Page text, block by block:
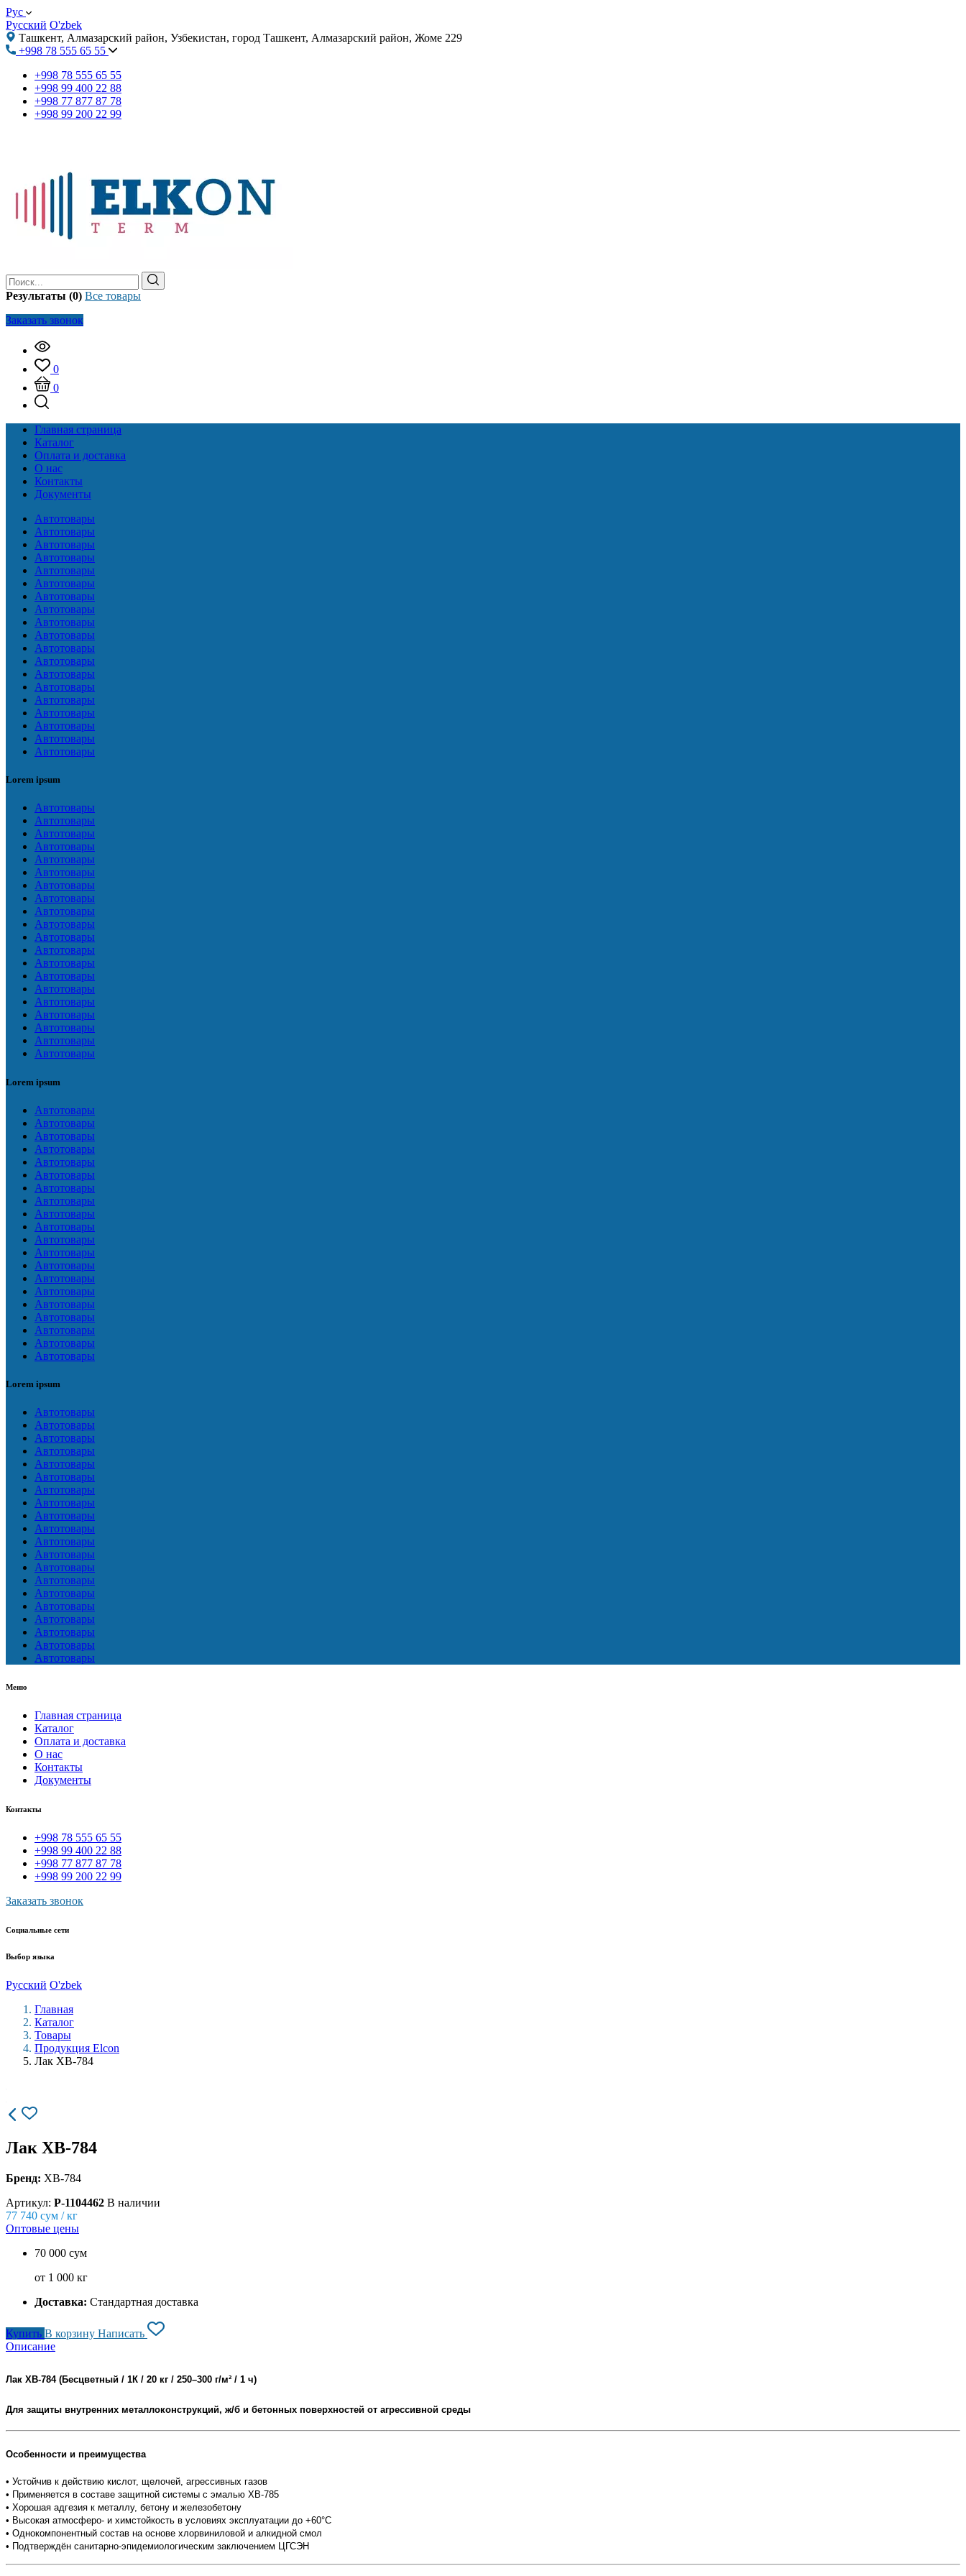
Рус
Русский O'zbek
Ташкент, Алмазарский район, Узбекистан, город Ташкент, Алмазарский район, Жоме 229
+998 78 555 65 55
+998 78 555 65 55
+998 99 400 22 88
+998 77 877 87 78
+998 99 200 22 99
Результаты (0) Все товары
Заказать звонок
0
0
Главная страница
Каталог
Оплата и доставка
О нас
Контакты
Документы
Автотовары
Автотовары
Автотовары
Автотовары
Автотовары
Автотовары
Автотовары
Автотовары
Автотовары
Автотовары
Автотовары
Автотовары
Автотовары
Автотовары
Автотовары
Автотовары
Автотовары
Автотовары
Автотовары
Lorem ipsum
Автотовары
Автотовары
Автотовары
Автотовары
Автотовары
Автотовары
Автотовары
Автотовары
Автотовары
Автотовары
Автотовары
Автотовары
Автотовары
Автотовары
Автотовары
Автотовары
Автотовары
Автотовары
Автотовары
Автотовары
Lorem ipsum
Автотовары
Автотовары
Автотовары
Автотовары
Автотовары
Автотовары
Автотовары
Автотовары
Автотовары
Автотовары
Автотовары
Автотовары
Автотовары
Автотовары
Автотовары
Автотовары
Автотовары
Автотовары
Автотовары
Автотовары
Lorem ipsum
Автотовары
Автотовары
Автотовары
Автотовары
Автотовары
Автотовары
Автотовары
Автотовары
Автотовары
Автотовары
Автотовары
Автотовары
Автотовары
Автотовары
Автотовары
Автотовары
Автотовары
Автотовары
Автотовары
Автотовары
Меню
Главная страница
Каталог
Оплата и доставка
О нас
Контакты
Документы
Контакты
+998 78 555 65 55
+998 99 400 22 88
+998 77 877 87 78
+998 99 200 22 99
Заказать звонок
Социальные сети
Выбор языка
Русский O'zbek
Главная
Каталог
Товары
Продукция Elcon
Лак ХВ-784
Лак ХВ-784
Бренд: ХВ-784
Артикул: P-1104462 В наличии
77 740 сум / кг
Оптовые цены
70 000 сум
от 1 000 кг
Доставка: Стандартная доставка
Купить В корзину Написать
Описание
Лак ХВ-784 (Бесцветный / 1К / 20 кг / 250–300 г/м² / 1 ч)
Для защиты внутренних металлоконструкций, ж/б и бетонных поверхностей от агрессивной среды
Особенности и преимущества
• Устойчив к действию кислот, щелочей, агрессивных газов
• Применяется в составе защитной системы с эмалью ХВ-785
• Хорошая адгезия к металлу, бетону и железобетону
• Высокая атмосферо- и химстойкость в условиях эксплуатации до +60°C
• Однокомпонентный состав на основе хлорвиниловой и алкидной смол
• Подтверждён санитарно-эпидемиологическим заключением ЦГСЭН